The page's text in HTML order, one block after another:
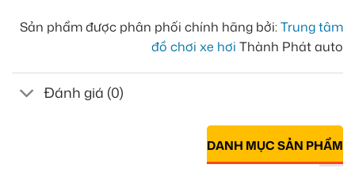
Sản phẩm được phân phối chính hãng bởi:Trung tâm
đồ chơi xe hơi Thành Phát auto
Đánh giá (0)
DANH MỤC SẢN PHẨM